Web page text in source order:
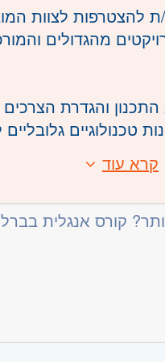
לצוות
מהגדולים
והגדרת
טכנולוגיים
ותיקונים.
מול ממשקים
טכניים מורכבים
אסטרטגיים,
קרא עוד
קורס אנגלית